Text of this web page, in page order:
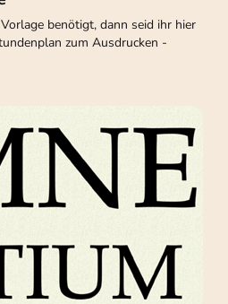
benötigt, dann seid ihr hier
zum Ausdrucken -